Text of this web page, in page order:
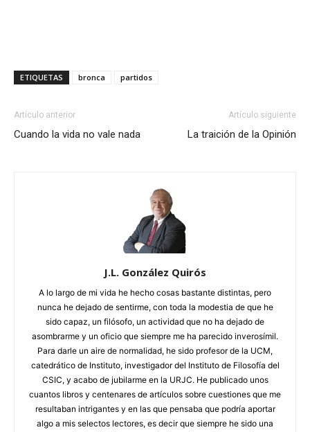
ETIQUETAS bronca partidos
Artículo anterior
Cuando la vida no vale nada
Artículo siguiente
La traición de la Opinión
J.L. González Quirós
A lo largo de mi vida he hecho cosas bastante distintas, pero
nunca he dejado de sentirme, con toda la modestia de que he
sido capaz, un filósofo, un actividad que no ha dejado de
asombrarme y un oficio que siempre me ha parecido inverosímil.
Para darle un aire de normalidad, he sido profesor de la UCM,
catedrático de Instituto, investigador del Instituto de Filosofía del
CSIC, y acabo de jubilarme en la URJC. He publicado unos
cuantos libros y centenares de artículos sobre cuestiones que me
resultaban intrigantes y en las que pensaba que podría aportar
algo a mis selectos lectores, es decir que siempre he sido una